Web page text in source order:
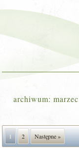
archiwum:
1 2 Następne »